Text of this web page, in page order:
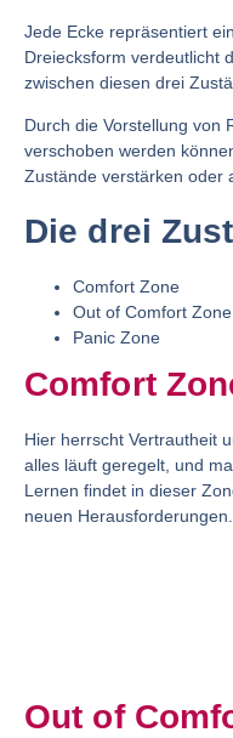
Jede Ecke repräsentiert
Dreiecksform verdeutlicht
zwischen diesen drei
Durch die Vorstellung von
verschoben werden
Zustände verstärken oder
Die drei
Comfort Zone
Out of Comfort Zone
Panic Zone
Comfort
Hier herrscht Vertrautheit
alles läuft geregelt, und
Lernen findet in dieser
neuen Herausforderungen.
Out of